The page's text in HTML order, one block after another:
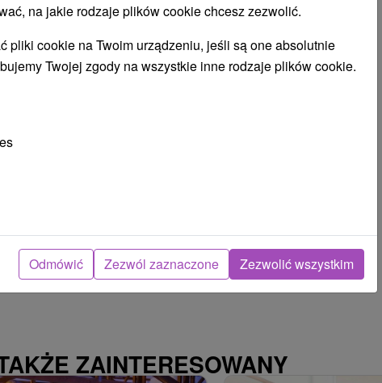
Králikoch Králiky
lesnom prostredí v čarovnej obci
dokonalý pokoj a oddych všetkým
ZAINTERESOWANY
na jakie rodzaje plików cookie chcesz zezwolić.
pliki cookie na Twoim urządzeniu, jeśli są one absolutnie
Twojej zgody na wszystkie inne rodzaje plików cookie.
Odmówić Zezwól zaznaczone Zezwolić wszystkim